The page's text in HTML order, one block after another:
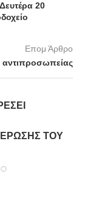
20
Επομ Άρθρο
αντιπροσωπείας
ΤΟΥ